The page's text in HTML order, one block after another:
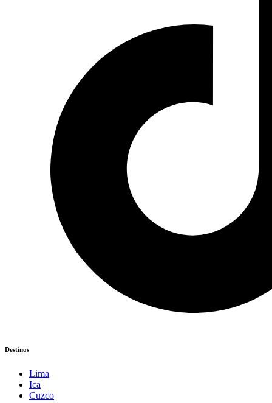
Destinos
Lima
Ica
Cuzco